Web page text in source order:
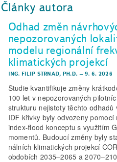
Články autora
Odhad změn
nepozorovaných
modelu regionální
klimatických projekcí
ING. FILIP STRNAD, PH.D. –9. 6. 2026
Studie kvantifikuje změny
100 let v nepozorovaných
strukturu nejistoty těchto
IDF křivky byly odvozeny
index-flood konceptu s využitím
momentů. Budoucí změny byly
nálních klimatických projekcí
obdobích 2035–2065 a